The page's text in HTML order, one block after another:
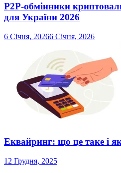
P2P-обмінники
для України 2026
6 Січня, 20266 Січня, 2026
Еквайринг: що це таке і
12 Грудня, 2025